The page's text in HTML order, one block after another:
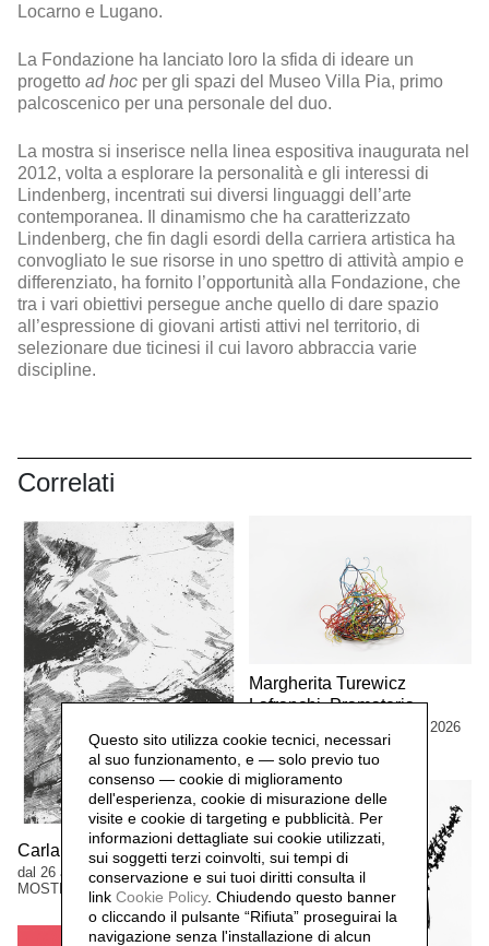
Locarno e Lugano.
La Fondazione ha lanciato loro la sfida di ideare un
progetto ad hoc per gli spazi del Museo Villa Pia, primo
palcoscenico per una personale del duo.
La mostra si inserisce nella linea espositiva inaugurata nel
2012, volta a esplorare la personalità e gli interessi di
Lindenberg, incentrati sui diversi linguaggi dell’arte
contemporanea. Il dinamismo che ha caratterizzato
Lindenberg, che fin dagli esordi della carriera artistica ha
convogliato le sue risorse in uno spettro di attività ampio e
differenziato, ha fornito l’opportunità alla Fondazione, che
tra i vari obiettivi persegue anche quello di dare spazio
all’espressione di giovani artisti attivi nel territorio, di
selezionare due ticinesi il cui lavoro abbraccia varie
discipline.
Correlati
Carla Ferriroli. Sedimenti
dal 26 aprile al 13 settembre 2026
MOSTRE
Margherita Turewicz
Lafranchi. Pramateria
dal 1 marzo al 13 settembre 2026
MOSTRE
Questo sito utilizza cookie tecnici, necessari
al suo funzionamento, e — solo previo tuo
consenso — cookie di miglioramento
dell'esperienza, cookie di misurazione delle
visite e cookie di targeting e pubblicità. Per
informazioni dettagliate sui cookie utilizzati,
sui soggetti terzi coinvolti, sui tempi di
conservazione e sui tuoi diritti consulta il
link Cookie Policy. Chiudendo questo banner
o cliccando il pulsante “Rifiuta” proseguirai la
navigazione senza l'installazione di alcun